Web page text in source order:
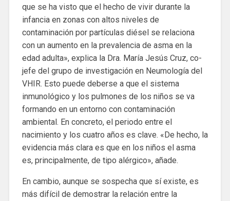
que se ha visto que el hecho de vivir durante la
infancia en zonas con altos niveles de
contaminación por partículas diésel se relaciona
con un aumento en la prevalencia de asma en la
edad adulta», explica la Dra. María Jesús Cruz, co-
jefe del grupo de investigación en Neumología del
VHIR. Esto puede deberse a que el sistema
inmunológico y los pulmones de los niños se va
formando en un entorno con contaminación
ambiental. En concreto, el periodo entre el
nacimiento y los cuatro años es clave. «De hecho, la
evidencia más clara es que en los niños el asma
es, principalmente, de tipo alérgico», añade.
En cambio, aunque se sospecha que sí existe, es
más difícil de demostrar la relación entre la